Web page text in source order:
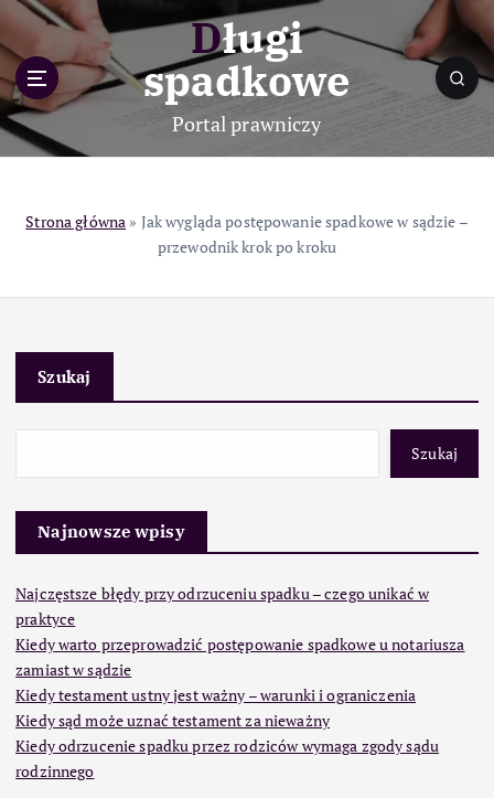
p
o
c
Długi
spadkowe
Portal prawniczy
Strona główna » Jak wygląda postępowanie spadkowe w sądzie –
przewodnik krok po kroku
Szukaj
Szukaj
Najnowsze wpisy
Najczęstsze błędy przy odrzuceniu spadku – czego unikać w
praktyce
Kiedy warto przeprowadzić postępowanie spadkowe u notariusza
zamiast w sądzie
Kiedy testament ustny jest ważny – warunki i ograniczenia
Kiedy sąd może uznać testament za nieważny
Kiedy odrzucenie spadku przez rodziców wymaga zgody sądu
rodzinnego